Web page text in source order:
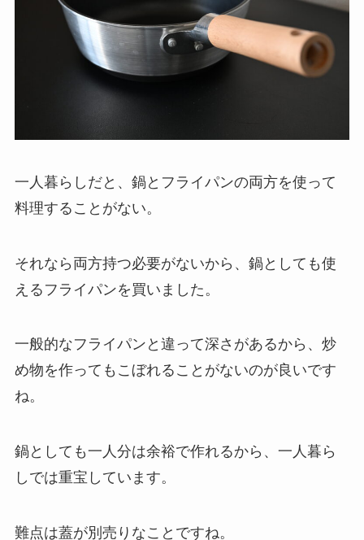
一人暮らしだと、鍋とフライパンの両方を使って
料理することがない。
それなら両方持つ必要がないから、鍋としても使
えるフライパンを買いました。
一般的なフライパンと違って深さがあるから、炒
め物を作ってもこぼれることがないのが良いです
ね。
鍋としても一人分は余裕で作れるから、一人暮ら
しでは重宝しています。
難点は蓋が別売りなことですね。